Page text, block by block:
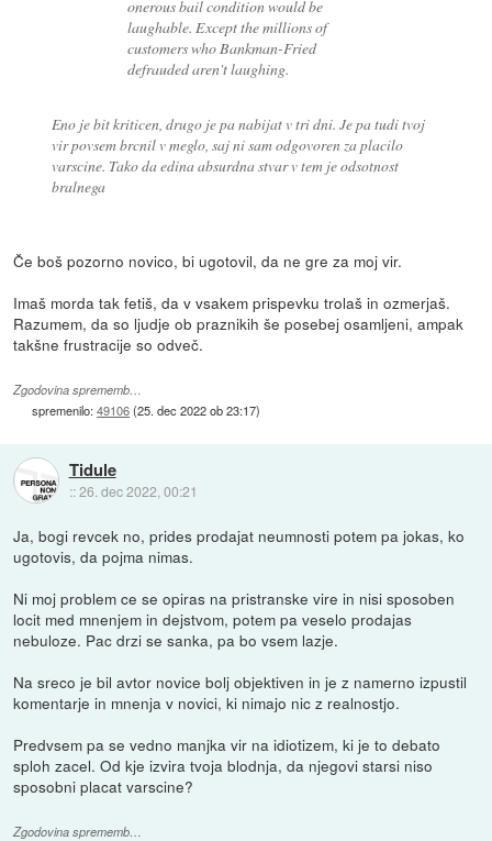
onerous bail condition would be
laughable. Except the millions of
customers who Bankman-Fried
defrauded aren't laughing.
Eno je bit kriticen, drugo je pa nabijat v tri dni. Je pa tudi tvoj
vir povsem brcnil v meglo, saj ni sam odgovoren za placilo
varscine. Tako da edina absurdna stvar v tem je odsotnost
bralnega
Če boš pozorno novico, bi ugotovil, da ne gre za moj vir.
Imaš morda tak fetiš, da v vsakem prispevku trolaš in ozmerjaš.
Razumem, da so ljudje ob praznikih še posebej osamljeni, ampak
takšne frustracije so odveč.
Zgodovina sprememb…
spremenilo:49106(25. dec 2022 ob 23:17)
Tidule
::26. dec 2022, 00:21
Ja, bogi revcek no, prides prodajat neumnosti potem pa jokas, ko
ugotovis, da pojma nimas.
Ni moj problem ce se opiras na pristranske vire in nisi sposoben
locit med mnenjem in dejstvom, potem pa veselo prodajas
nebuloze. Pac drzi se sanka, pa bo vsem lazje.
Na sreco je bil avtor novice bolj objektiven in je z namerno izpustil
komentarje in mnenja v novici, ki nimajo nic z realnostjo.
Predvsem pa se vedno manjka vir na idiotizem, ki je to debato
sploh zacel. Od kje izvira tvoja blodnja, da njegovi starsi niso
sposobni placat varscine?
Zgodovina sprememb…